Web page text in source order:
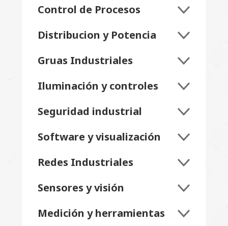
Control de Procesos
Distribucion y Potencia
Gruas Industriales
Iluminación y controles
Seguridad industrial
Software y visualización
Redes Industriales
Sensores y visión
Medición y herramientas